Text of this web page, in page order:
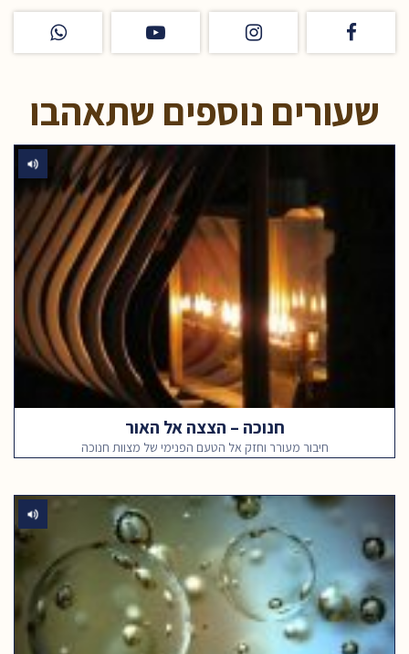
שעורים נוספים שתאהבו
חנוכה – הצצה אל האור
חיבור מעורר וחזק אל הטעם הפנימי של מצוות חנוכה